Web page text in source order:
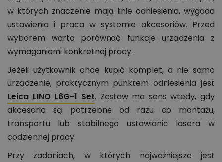
w których znaczenie mają linie odniesienia, wygoda
ustawienia i praca w systemie akcesoriów. Przed
wyborem warto porównać funkcje urządzenia z
wymaganiami konkretnej pracy.
Jeżeli użytkownik chce kupić komplet, a nie samo
urządzenie, praktycznym punktem odniesienia jest
Leica LINO L6G-1 Set. Zestaw ma sens wtedy, gdy
akcesoria są potrzebne od razu do montażu,
transportu lub stabilnego ustawiania lasera w
codziennej pracy.
Przy zadaniach, w których najważniejsze jest